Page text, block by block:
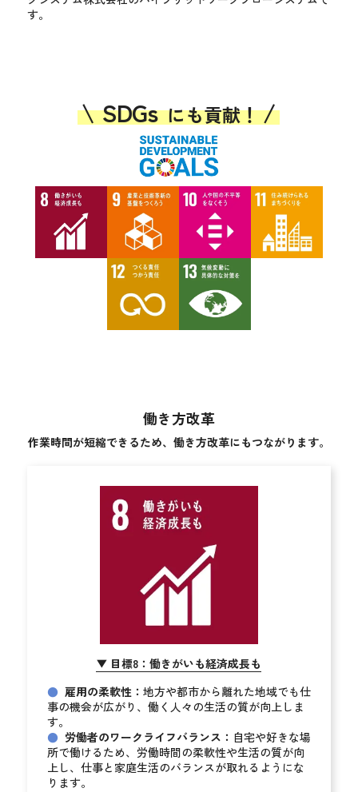
す。
\ SDGsにも貢献！/
働き方改革
作業時間が短縮できるため、働き方改革にもつながります。
▶︎ 目標8：働きがいも経済成長も
● 雇用の柔軟性： 地方や都市から離れた地域でも仕
事の機会が広がり、働く人々の生活の質が向上しま
す。
● 労働者のワークライフバランス： 自宅や好きな場
所で働けるため、労働時間の柔軟性や生活の質が向
上し、仕事と家庭生活のバランスが取れるようにな
ります。